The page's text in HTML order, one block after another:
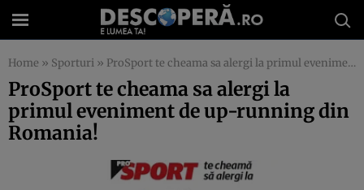
Home » Sporturi » ProSport te cheama sa alergi la primul eveniment de up-running din Romania!
ProSport te cheama sa alergi la
primul eveniment de up-running din
Romania!